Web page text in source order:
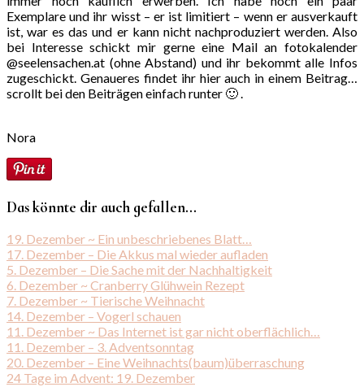
Exemplare und ihr wisst – er ist limitiert – wenn er ausverkauft
ist, war es das und er kann nicht nachproduziert werden. Also
bei Interesse schickt mir gerne eine Mail an fotokalender
@seelensachen.at (ohne Abstand) und ihr bekommt alle Infos
zugeschickt. Genaueres findet ihr hier auch in einem Beitrag…
scrollt bei den Beiträgen einfach runter 🙂 .
Nora
Das könnte dir auch gefallen...
19. Dezember ~ Ein unbeschriebenes Blatt…
17. Dezember – Die Akkus mal wieder aufladen
5. Dezember – Die Sache mit der Nachhaltigkeit
6. Dezember ~ Cranberry Glühwein Rezept
7. Dezember ~ Tierische Weihnacht
14. Dezember – Vogerl schauen
11. Dezember ~ Das Internet ist gar nicht oberflächlich…
11. Dezember – 3. Adventsonntag
20. Dezember – Eine Weihnachts(baum)überraschung
24 Tage im Advent: 19. Dezember